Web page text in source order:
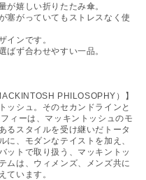
が嬉しい折りたたみ傘。
塞がっていてもストレスなく使
インです。
ばず合わせやすい一品。
PHILOSOPHY）】
ッシュ。そのセカンドラインと
ィーは、マッキントッシュのモ
るスタイルを受け継いだトータ
に、モダンなテイストを加え、
ットで取り扱う、マッキントッ
ムは、ウィメンズ、メンズ共に
ています。